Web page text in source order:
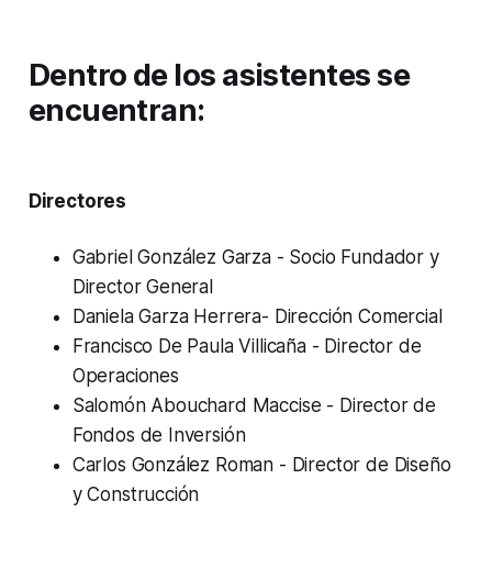
Dentro de los asistentes se
encuentran:
Directores
Gabriel González Garza - Socio Fundador y
Director General
Daniela Garza Herrera- Dirección Comercial
Francisco De Paula Villicaña - Director de
Operaciones
Salomón Abouchard Maccise - Director de
Fondos de Inversión
Carlos González Roman - Director de Diseño
y Construcción